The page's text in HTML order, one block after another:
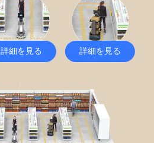
詳細を見る 詳細を見る